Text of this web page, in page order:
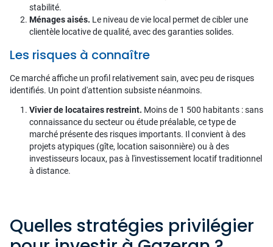
stabilité.
Ménages aisés. Le niveau de vie local permet de cibler une
clientèle locative de qualité, avec des garanties solides.
Les risques à connaître
Ce marché affiche un profil relativement sain, avec peu de risques
identifiés. Un point d'attention subsiste néanmoins.
Vivier de locataires restreint. Moins de 1 500 habitants : sans
connaissance du secteur ou étude préalable, ce type de
marché présente des risques importants. Il convient à des
projets atypiques (gîte, location saisonnière) ou à des
investisseurs locaux, pas à l'investissement locatif traditionnel
à distance.
Quelles stratégies privilégier